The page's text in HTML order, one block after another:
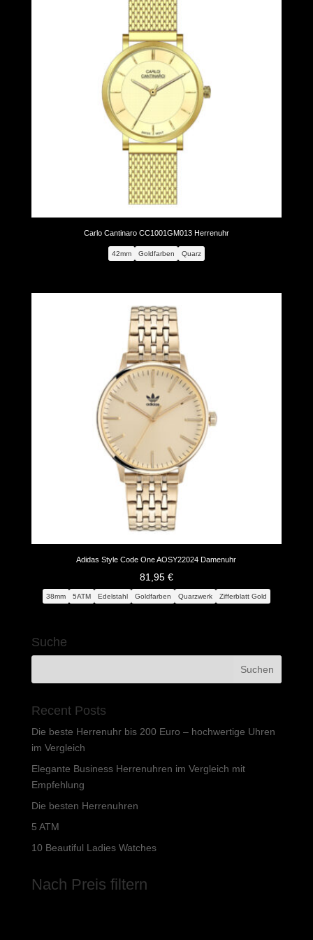
Carlo Cantinaro CC1001GM013 Herrenuhr
42mm Goldfarben Quarz
Adidas Style Code One AOSY22024 Damenuhr
81,95 €
38mm 5ATM Edelstahl Goldfarben Quarzwerk Zifferblatt Gold
Suche
Recent Posts
Die beste Herrenuhr bis 200 Euro – hochwertige Uhren
im Vergleich
Elegante Business Herrenuhren im Vergleich mit
Empfehlung
Die besten Herrenuhren
5 ATM
10 Beautiful Ladies Watches
Nach Preis filtern